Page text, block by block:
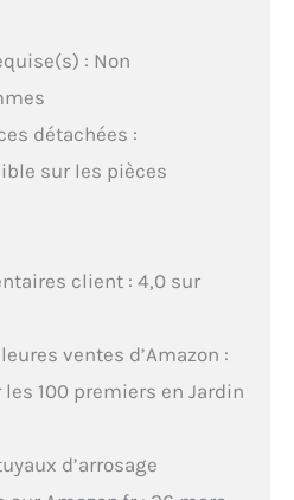
: Non
détachées :
sur les pièces
client : 4,0 sur
ventes d’Amazon :
les 100 premiers en Jardin
d’arrosage